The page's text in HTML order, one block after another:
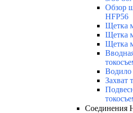
Обзор
HFP56
Щетка
Щетка
Щетка
Водило
Захват
Соединения